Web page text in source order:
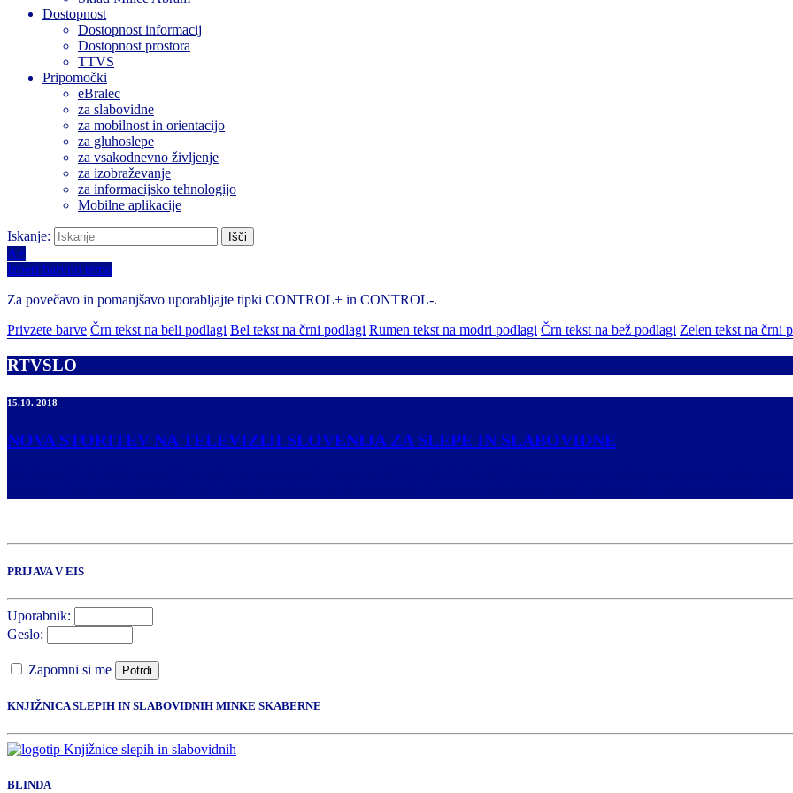
Dostopnost
Dostopnost informacij
Dostopnost prostora
TTVS
Pripomočki
eBralec
za slabovidne
za mobilnost in orientacijo
za gluhoslepe
za vsakodnevno življenje
za izobraževanje
za informacijsko tehnologijo
Mobilne aplikacije
Iskanje:
A+
Izberi barvno temo
Za povečavo in pomanjšavo uporabljajte tipki CONTROL+ in CONTROL-.
Privzete barve Črn tekst na beli podlagi Bel tekst na črni podlagi Rumen tekst na modri podlagi Črn tekst na bež podlagi Zelen tekst na črni
RTVSLO
15.10. 2018
NOVA STORITEV NA TELEVIZIJI SLOVENIJA ZA SLEPE IN SLABOVIDNE
PRIJAVA V EIS
Uporabnik:
Geslo:
Zapomni si me Potrdi
KNJIŽNICA SLEPIH IN SLABOVIDNIH MINKE SKABERNE
BLINDA